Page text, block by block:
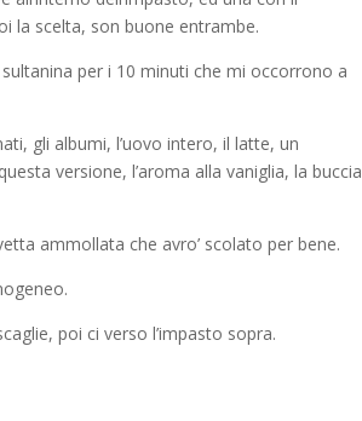
la scelta, son buone entrambe.
per i 10 minuti che mi occorrono a
gli albumi, l’uovo intero, il latte, un
versione, l’aroma alla vaniglia, la buccia
ammollata che avro’ scolato per bene.
poi ci verso l’impasto sopra.